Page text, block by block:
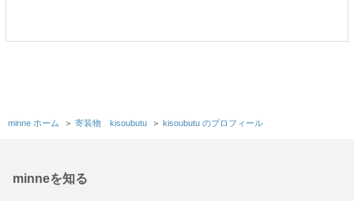
minne ホーム ＞ 寄装物 kisoubutu ＞ kisoubutu のプロフィール
minneを知る